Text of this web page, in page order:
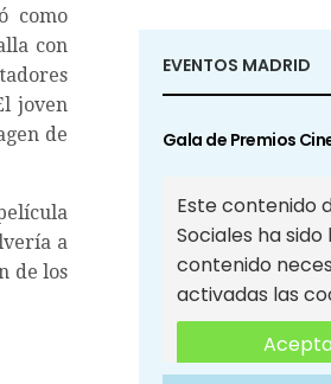
como
con
joven
de
a
de los
EVENTOS MADRID
Gala de Premios
Este contenido
Sociales ha
contenido
activadas las